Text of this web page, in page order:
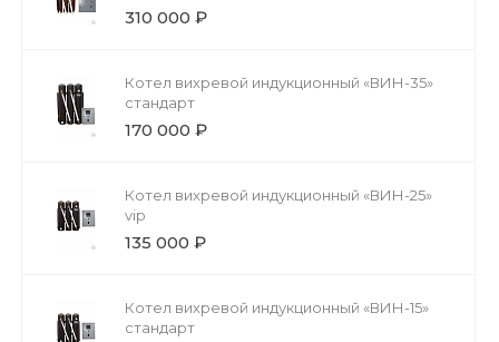
310 000 ₽
Котел вихревой индукционный «ВИН-35»
стандарт
170 000 ₽
Котел вихревой индукционный «ВИН-25»
vip
135 000 ₽
Котел вихревой индукционный «ВИН-15»
стандарт